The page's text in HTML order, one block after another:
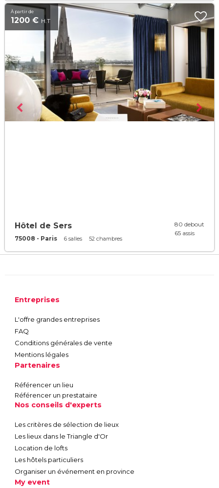
À partir de
1200 € H.T
Hôtel de Sers
75008 - Paris 6 salles 52 chambres
80 debout
65 assis
Entreprises
L'offre grandes entreprises
FAQ
Conditions générales de vente
Mentions légales
Partenaires
Référencer un lieu
Référencer un prestataire
Nos conseils d'experts
Les critères de sélection de lieux
Les lieux dans le Triangle d'Or
Location de lofts
Les hôtels particuliers
Organiser un événement en province
My event